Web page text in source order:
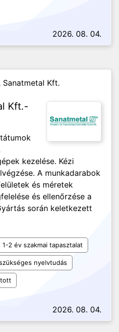
2026. 08. 04.
Sanatmetal Kft.
Kft.-
kezelése. Kézi
A munkadarabok
és méretek
és ellenőrzése a
során keletkezett
1-2 év szakmai tapasztalat
nyelvtudás
2026. 08. 04.